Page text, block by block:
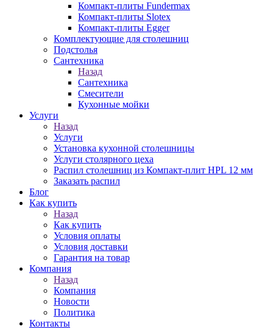
Компакт-плиты Fundermax
Компакт-плиты Slotex
Компакт-плиты Egger
Комплектующие для столешниц
Подстолья
Сантехника
Назад
Сантехника
Смесители
Кухонные мойки
Услуги
Назад
Услуги
Установка кухонной столешницы
Услуги столярного цеха
Распил столешниц из Компакт-плит HPL 12 мм
Заказать распил
Блог
Как купить
Назад
Как купить
Условия оплаты
Условия доставки
Гарантия на товар
Компания
Назад
Компания
Новости
Политика
Контакты